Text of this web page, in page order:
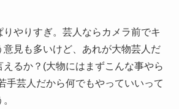
やりすぎ。芸人ならカメラ前でキ
見も多いけど、あれが大物芸人だ
えるか？(大物にはまずこんな事やら
手芸人だから何でもやっていいって